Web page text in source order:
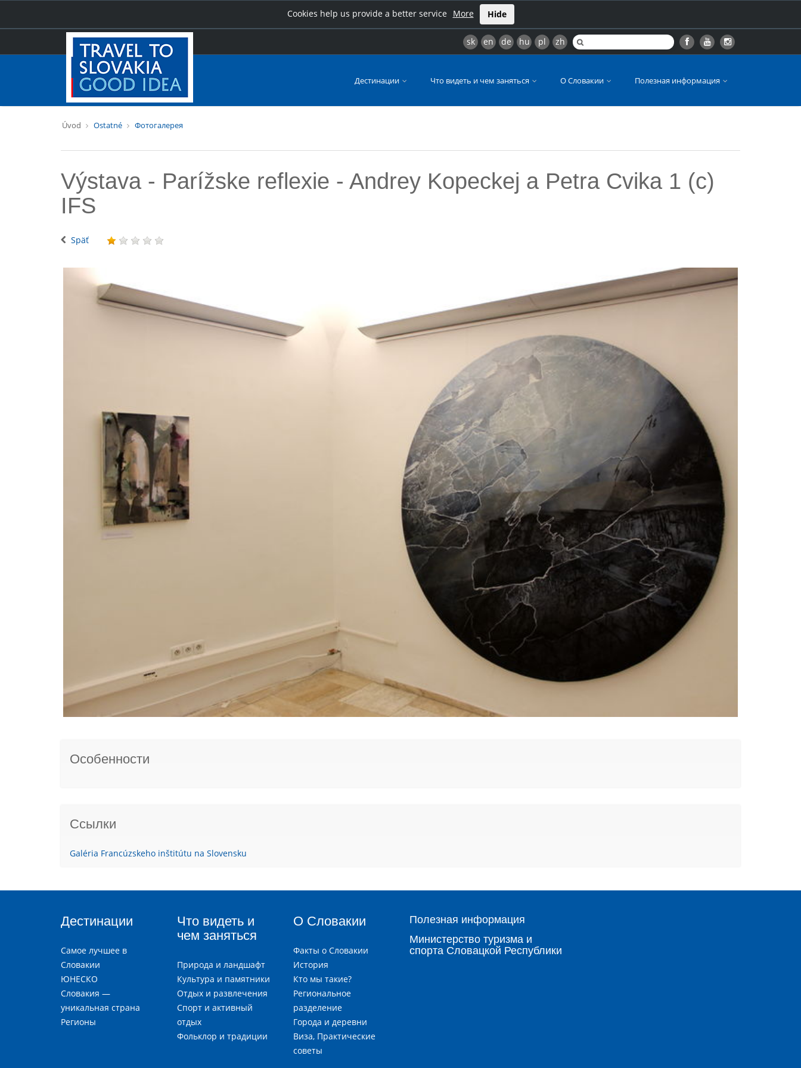
Cookies help us provide a better service More Hide
sk en de hu pl zh
Дестинации Что видеть и чем заняться О Словакии Полезная информация
Úvod Ostatné Фотогалерея
Výstava - Parížske reflexie - Andrey Kopeckej a Petra Cvika 1 (c)
IFS
Späť
Особенности
Ссылки
Galéria Francúzskeho inštitútu na Slovensku
Дестинации
Самое лучшее в
Словакии
ЮНЕСКО
Словакия —
уникальная страна
Регионы
Что видеть и
чем заняться
Природа и ландшафт
Культура и памятники
Отдых и развлечения
Спорт и активный
отдых
Фольклор и традиции
О Словакии
Факты о Словакии
История
Кто мы такие?
Региональное
разделение
Города и деревни
Виза, Практические
советы
Полезная информация
Министерство туризма и
спорта Словацкой Республики